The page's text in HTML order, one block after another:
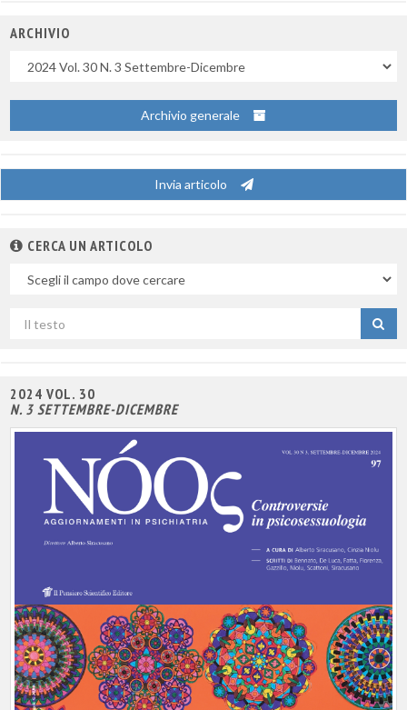
ARCHIVIO
Archivio generale
Invia articolo
CERCA UN ARTICOLO
campo
per
2024 VOL. 30
N. 3 SETTEMBRE-DICEMBRE